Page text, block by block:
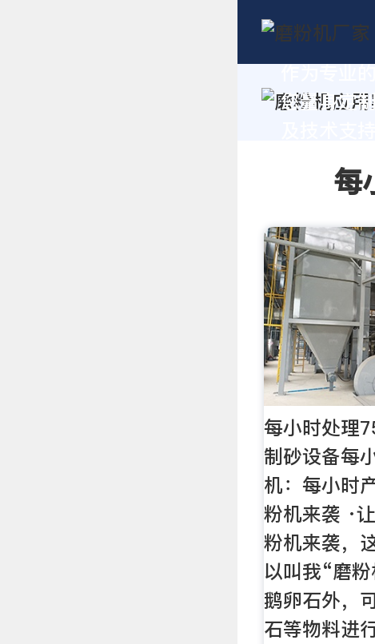
您量身定
每
每小时处理
制砂设备每
机：每小时
粉机来袭 ·
粉机来袭，
以叫我“磨
鹅卵石外，
石等物料进